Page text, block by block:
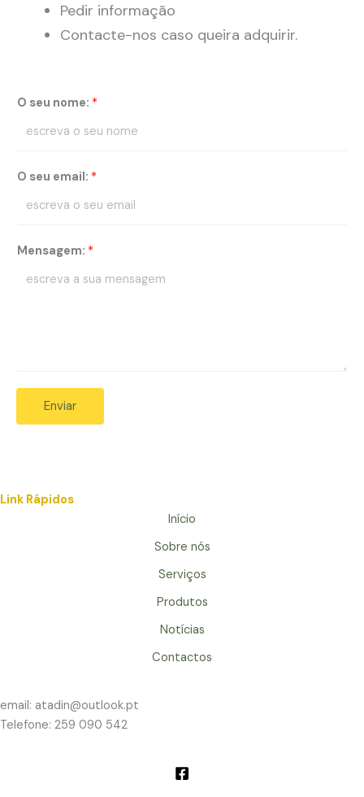
Pedir informação
Contacte-nos caso queira adquirir.
O seu nome: *
O seu email: *
Mensagem: *
Enviar
Link Rápidos
Início
Sobre nós
Serviços
Produtos
Notícias
Contactos
email: atadin@outlook.pt
Telefone: 259 090 542